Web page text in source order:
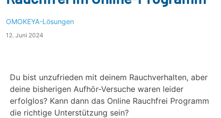
OMOKEYA-Lösungen
12. Juni 2024
Du bist unzufrieden mit deinem Rauchverhalten, aber
deine bisherigen Aufhör-Versuche waren leider
erfolglos? Kann dann das Online Rauchfrei Programm
die richtige Unterstützung sein?